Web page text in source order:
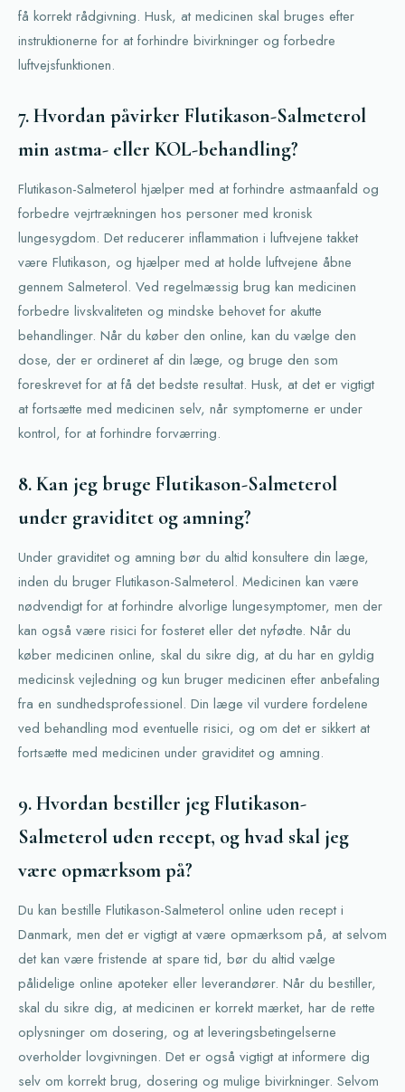
få korrekt rådgivning. Husk, at medicinen skal bruges efter
instruktionerne for at forhindre bivirkninger og forbedre
luftvejsfunktionen.
7. Hvordan påvirker Flutikason-Salmeterol
min astma- eller KOL-behandling?
Flutikason-Salmeterol hjælper med at forhindre astmaanfald og
forbedre vejrtrækningen hos personer med kronisk
lungesygdom. Det reducerer inflammation i luftvejene takket
være Flutikason, og hjælper med at holde luftvejene åbne
gennem Salmeterol. Ved regelmæssig brug kan medicinen
forbedre livskvaliteten og mindske behovet for akutte
behandlinger. Når du køber den online, kan du vælge den
dose, der er ordineret af din læge, og bruge den som
foreskrevet for at få det bedste resultat. Husk, at det er vigtigt
at fortsætte med medicinen selv, når symptomerne er under
kontrol, for at forhindre forværring.
8. Kan jeg bruge Flutikason-Salmeterol
under graviditet og amning?
Under graviditet og amning bør du altid konsultere din læge,
inden du bruger Flutikason-Salmeterol. Medicinen kan være
nødvendigt for at forhindre alvorlige lungesymptomer, men der
kan også være risici for fosteret eller det nyfødte. Når du
køber medicinen online, skal du sikre dig, at du har en gyldig
medicinsk vejledning og kun bruger medicinen efter anbefaling
fra en sundhedsprofessionel. Din læge vil vurdere fordelene
ved behandling mod eventuelle risici, og om det er sikkert at
fortsætte med medicinen under graviditet og amning.
9. Hvordan bestiller jeg Flutikason-
Salmeterol uden recept, og hvad skal jeg
være opmærksom på?
Du kan bestille Flutikason-Salmeterol online uden recept i
Danmark, men det er vigtigt at være opmærksom på, at selvom
det kan være fristende at spare tid, bør du altid vælge
pålidelige online apoteker eller leverandører. Når du bestiller,
skal du sikre dig, at medicinen er korrekt mærket, har de rette
oplysninger om dosering, og at leveringsbetingelserne
overholder lovgivningen. Det er også vigtigt at informere dig
selv om korrekt brug, dosering og mulige bivirkninger. Selvom